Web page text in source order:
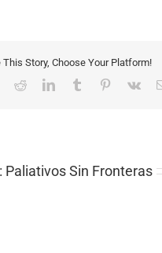
This Story, Choose Your Platform!
RedditLinkedInTumblr Pinterest
Vk
Paliativos Sin Fronteras